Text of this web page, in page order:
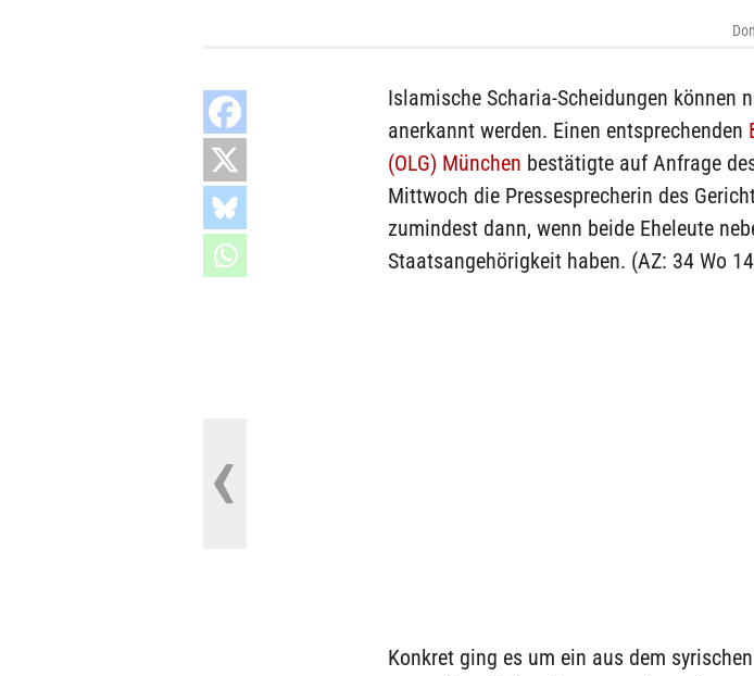
Islamische Scharia-Scheidungen können
anerkannt werden. Einen entsprechenden
(OLG) München bestätigte auf Anfrage
Mittwoch die Pressesprecherin des
zumindest dann, wenn beide Eheleute
Staatsangehörigkeit haben. (AZ: 34 Wo
Konkret ging es um ein aus dem